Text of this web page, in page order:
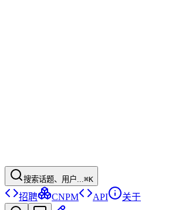
搜索话题、用户...⌘K
招聘 CNPM API
关于